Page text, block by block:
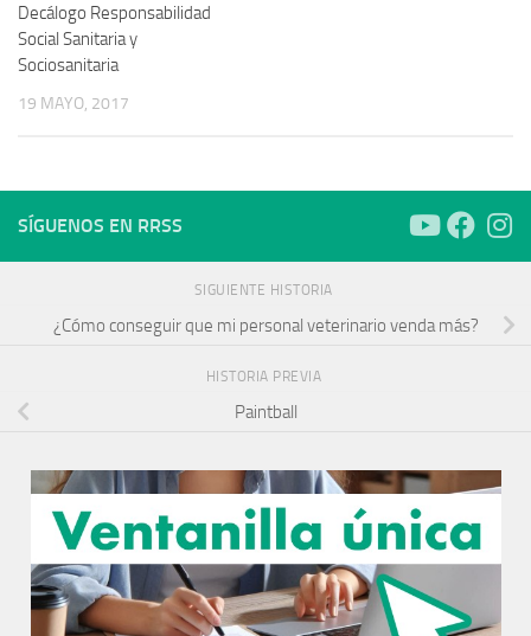
Decálogo Responsabilidad
Social Sanitaria y
Sociosanitaria
19 MAYO, 2017
SÍGUENOS EN RRSS
SIGUIENTE HISTORIA
¿Cómo conseguir que mi personal veterinario venda más?
HISTORIA PREVIA
Paintball